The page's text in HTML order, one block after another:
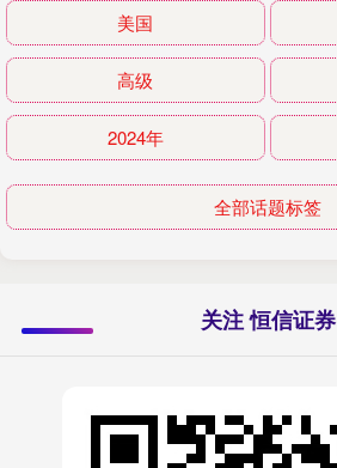
美国
高级
2024年
全部话题标签
关注 恒信证券